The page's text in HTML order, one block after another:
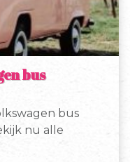
bus
bus
nu alle